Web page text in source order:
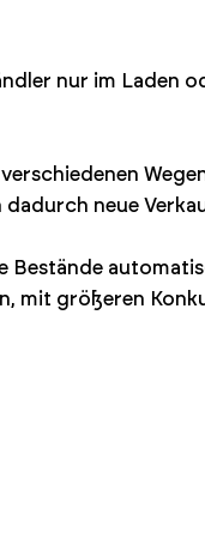
nur im Laden
dadurch neue
Bestände
mit größeren